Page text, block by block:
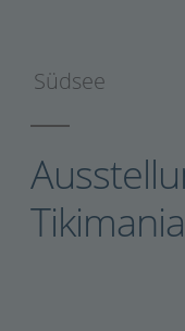
Südsee